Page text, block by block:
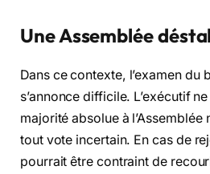
Une Assemblée
Dans ce contexte, l’examen du
s’annonce difficile. L’exécutif
majorité absolue à
tout vote incertain. En cas de
pourrait être contraint de